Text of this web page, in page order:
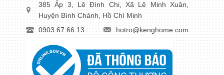
385 Ấp 3, Lê Đình Chi, Xã Lê Minh Xuân,
Huyện Bình Chánh, Hồ Chí Minh
0903 67 66 13
hotro@kenghome.com